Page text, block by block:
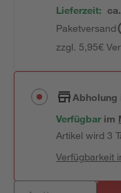
Lieferzeit:
Paketversand
zzgl. 5,95€
Abholung
Verfügbar im
Artikel wird 3
Verfügbarkeit